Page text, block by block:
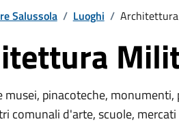
Salussola / Luoghi /
musei, pinacoteche,
comunali d'arte, scuole,